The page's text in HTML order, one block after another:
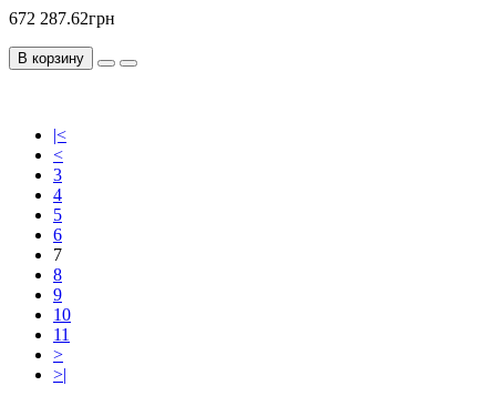
672 287.62грн
В корзину
|<
<
3
4
5
6
7
8
9
10
11
>
>|